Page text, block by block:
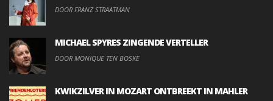
DOOR FRANZ STRAATMAN
MICHAEL SPYRES ZINGENDE VERTELLER
DOOR MONIQUE TEN BOSKE
KWIKZILVER IN MOZART ONTBREEKT IN MAHLER